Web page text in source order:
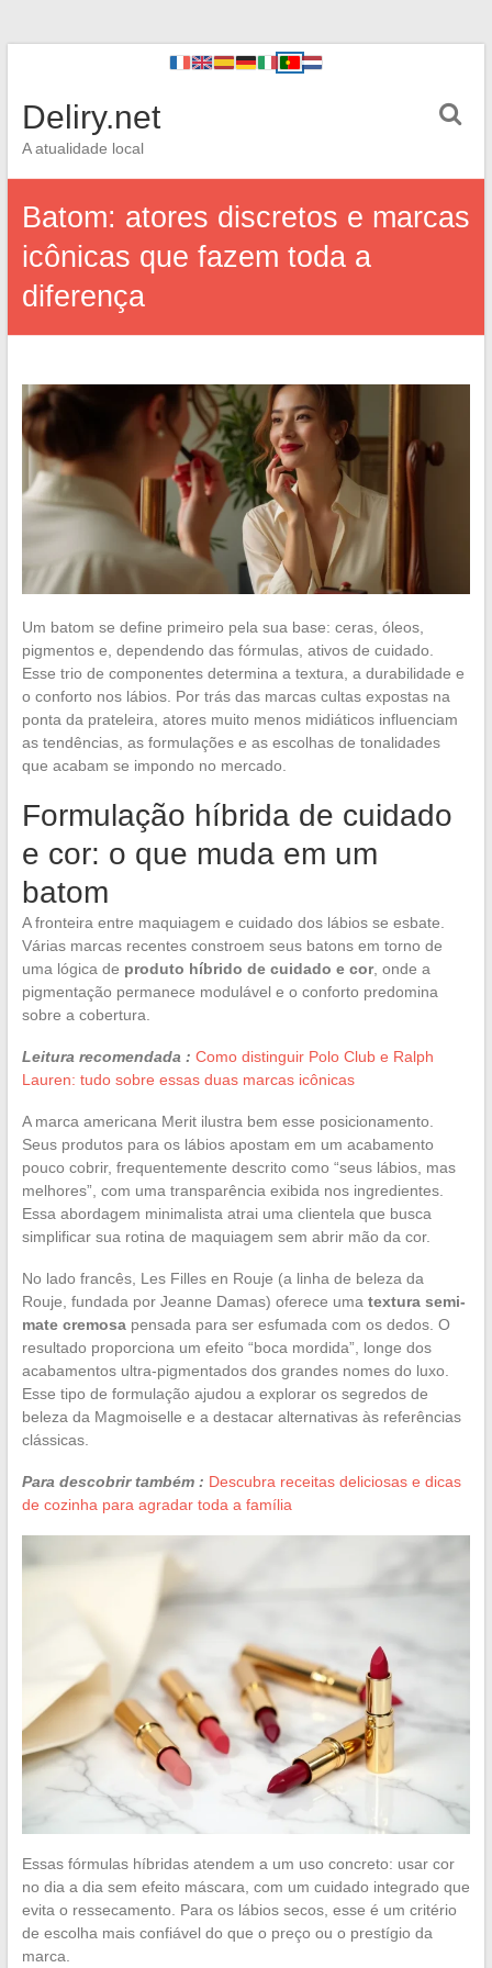
Deliry.net
A atualidade local
Batom: atores discretos e marcas
icônicas que fazem toda a
diferença
Um batom se define primeiro pela sua base: ceras, óleos,
pigmentos e, dependendo das fórmulas, ativos de cuidado.
Esse trio de componentes determina a textura, a durabilidade e
o conforto nos lábios. Por trás das marcas cultas expostas na
ponta da prateleira, atores muito menos midiáticos influenciam
as tendências, as formulações e as escolhas de tonalidades
que acabam se impondo no mercado.
Formulação híbrida de cuidado
e cor: o que muda em um
batom
A fronteira entre maquiagem e cuidado dos lábios se esbate.
Várias marcas recentes constroem seus batons em torno de
uma lógica de produto híbrido de cuidado e cor, onde a
pigmentação permanece modulável e o conforto predomina
sobre a cobertura.
Leitura recomendada : Como distinguir Polo Club e Ralph
Lauren: tudo sobre essas duas marcas icônicas
A marca americana Merit ilustra bem esse posicionamento.
Seus produtos para os lábios apostam em um acabamento
pouco cobrir, frequentemente descrito como “seus lábios, mas
melhores”, com uma transparência exibida nos ingredientes.
Essa abordagem minimalista atrai uma clientela que busca
simplificar sua rotina de maquiagem sem abrir mão da cor.
No lado francês, Les Filles en Rouje (a linha de beleza da
Rouje, fundada por Jeanne Damas) oferece uma textura semi-
mate cremosapensada para ser esfumada com os dedos. O
resultado proporciona um efeito “boca mordida”, longe dos
acabamentos ultra-pigmentados dos grandes nomes do luxo.
Esse tipo de formulação ajudou a explorar os segredos de
beleza da Magmoiselle e a destacar alternativas às referências
clássicas.
Para descobrir também : Descubra receitas deliciosas e dicas
de cozinha para agradar toda a família
Essas fórmulas híbridas atendem a um uso concreto: usar cor
no dia a dia sem efeito máscara, com um cuidado integrado que
evita o ressecamento. Para os lábios secos, esse é um critério
de escolha mais confiável do que o preço ou o prestígio da
marca.